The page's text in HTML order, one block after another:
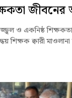
ও একনিষ্ঠ
শিক্ষক ক্বারী